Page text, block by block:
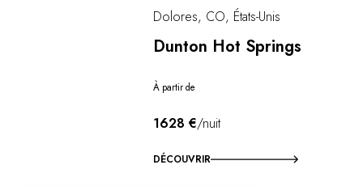
Dolores, CO, États-Unis
Dunton Hot Springs
À partir de
1628 €/nuit
DÉCOUVRIR